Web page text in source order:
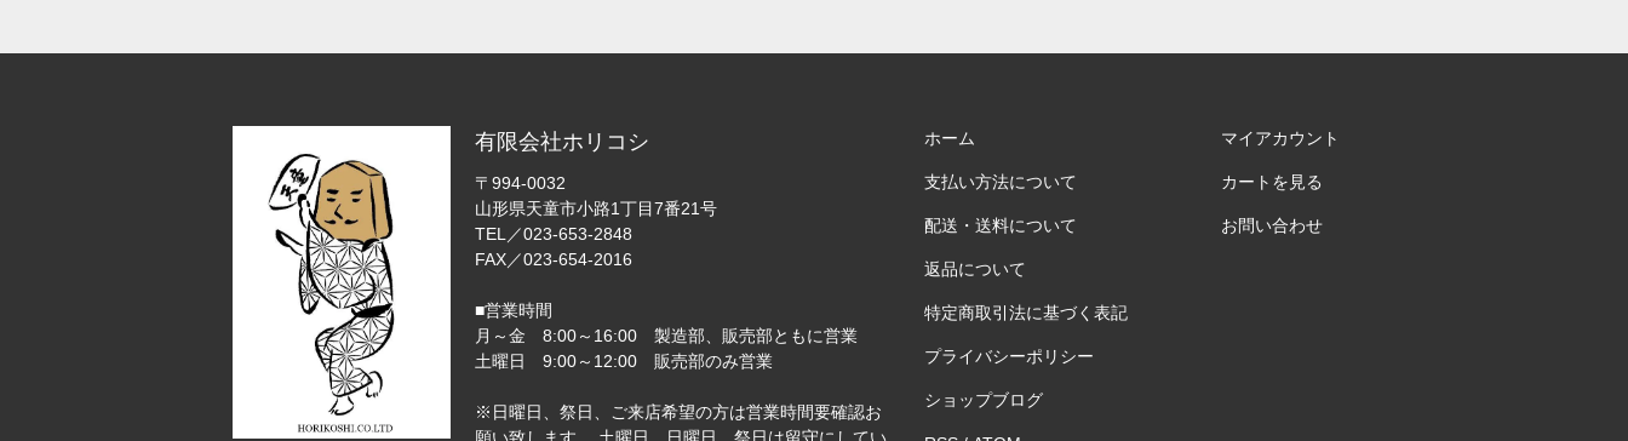
有限会社ホリコシ
〒994-0032
山形県天童市小路1丁目7番21号
TEL／023-653-2848
FAX／023-654-2016
■営業時間
月～金 8:00～16:00 製造部、販売部ともに営業
土曜日 9:00～12:00 販売部のみ営業
※日曜日、祭日、ご来店希望の方は営業時間要確認お
願い致します。 土曜日、日曜日、祭日は留守にしてい
ホーム
支払い方法について
配送・送料について
返品について
特定商取引法に基づく表記
プライバシーポリシー
ショップブログ
マイアカウント
カートを見る
お問い合わせ